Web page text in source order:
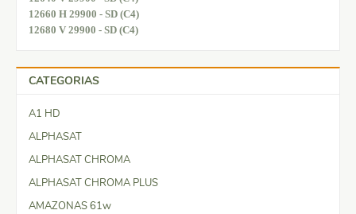
12660 H 29900 - SD (C4)
12680 V 29900 - SD (C4)
CATEGORIAS
A1 HD
ALPHASAT
ALPHASAT CHROMA
ALPHASAT CHROMA PLUS
AMAZONAS 61w